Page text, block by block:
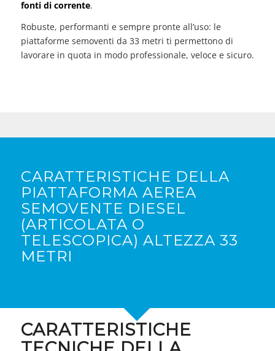
fonti di corrente.
Robuste, performanti e sempre pronte all’uso: le
piattaforme semoventi da 33 metri ti permettono di
lavorare in quota in modo professionale, veloce e sicuro.
CARATTERISTICHE DELLA
PIATTAFORMA AEREA
SEMOVENTE DIESEL
(ARTICOLATA O
TELESCOPICA) ALTEZZA 33
METRI
CARATTERISTICHE